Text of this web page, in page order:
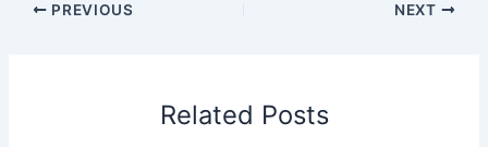
PREVIOUS NEXT
Related Posts